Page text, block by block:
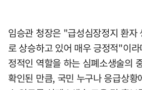
임승관 청장은 "급성심장정지 환자
로 상승하고 있어 매우 긍정적"이
정적인 역할을 하는 심폐소생술의
확인된 만큼, 국민 누구나 응급상황